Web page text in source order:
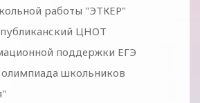
работы "ЭТКЕР"
ЦНОТ
поддержки ЕГЭ
олимпиада школьников